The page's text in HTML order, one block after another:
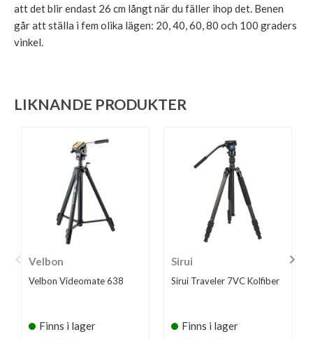
att det blir endast 26 cm långt när du fäller ihop det. Benen
går att ställa i fem olika lägen: 20, 40, 60, 80 och 100 graders
vinkel.
LIKNANDE PRODUKTER
Velbon
Velbon Videomate 638
Finns i lager
Sirui
Sirui Traveler 7VC Kolfiber
Finns i lager